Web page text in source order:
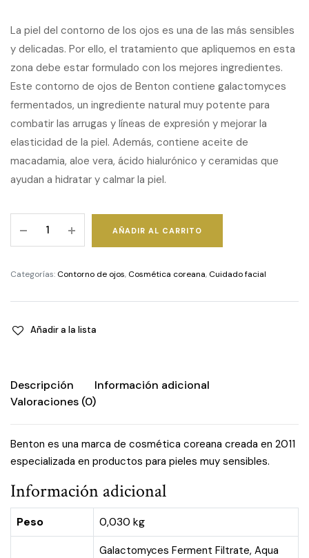
La piel del contorno de los ojos es una de las más sensibles
y delicadas. Por ello, el tratamiento que apliquemos en esta
zona debe estar formulado con los mejores ingredientes.
Este contorno de ojos de Benton contiene galactomyces
fermentados, un ingrediente natural muy potente para
combatir las arrugas y líneas de expresión y mejorar la
elasticidad de la piel. Además, contiene aceite de
macadamia, aloe vera, ácido hialurónico y ceramidas que
ayudan a hidratar y calmar la piel.
fermentation
cream
AÑADIR AL CARRITO
Categorías: Contorno de ojos, Cosmética coreana, Cuidado facial
Añadir a la lista
Descripción
Información adicional
Valoraciones (0)
Benton es una marca de cosmética coreana creada en 2011
especializada en productos para pieles muy sensibles.
Información adicional
Peso 0,030 kg
Galactomyces Ferment Filtrate, Aqua